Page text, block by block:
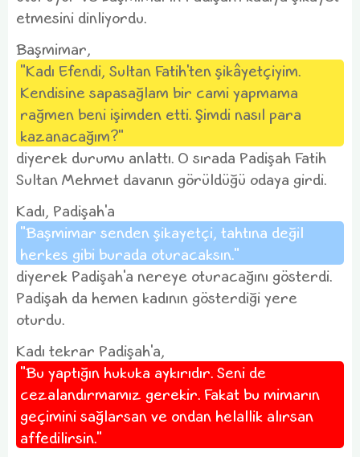
etmesini dinliyordu.
Başmimar,
"Kadı Efendi, Sultan Fatih'ten şikâyetçiyim.
Kendisine sapasağlam bir cami yapmama
rağmen beni işimden etti. Şimdi nasıl para
kazanacağım?"
diyerek durumu anlattı. O sırada Padişah Fatih
Sultan Mehmet davanın görüldüğü odaya girdi.
Kadı, Padişah'a
"Başmimar senden şikayetçi, tahtına değil
herkes gibi burada oturacaksın."
diyerek Padişah'a nereye oturacağını gösterdi.
Padişah da hemen kadının gösterdiği yere
oturdu.
Kadı tekrar Padişah'a,
"Bu yaptığın hukuka aykırıdır. Seni de
cezalandırmamız gerekir. Fakat bu mimarın
geçimini sağlarsan ve ondan helallik alırsan
affedilirsin."